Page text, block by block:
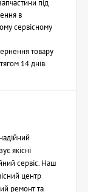
під
в
сервісному
товару
14 днів.
якісні
сервіс. Наш
центр
ремонт та